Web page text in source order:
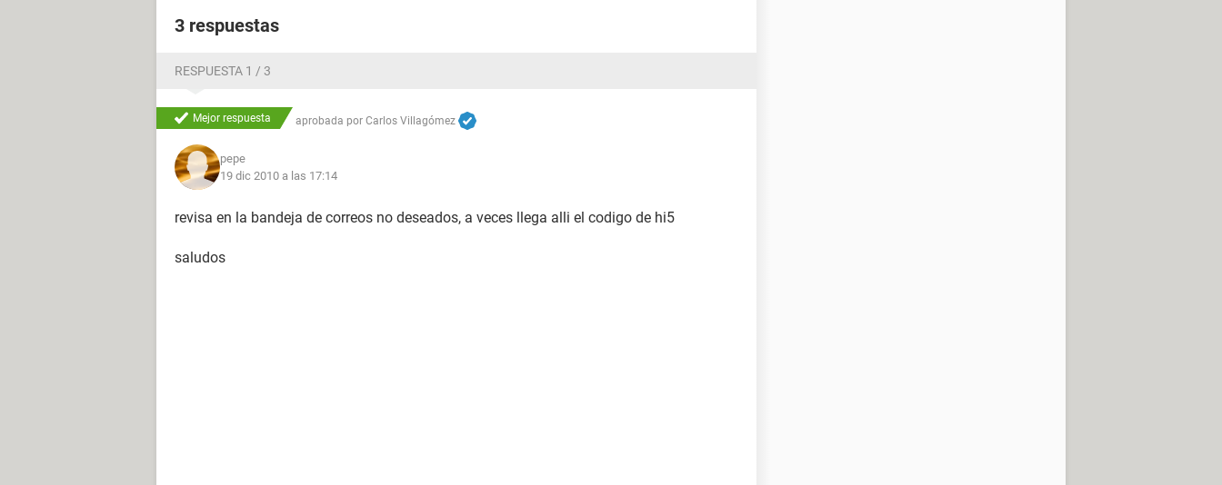
3 respuestas
RESPUESTA 1 / 3
Mejor respuesta aprobada por Carlos Villagómez
pepe
19 dic 2010 a las 17:14
revisa en la bandeja de correos no deseados, a veces llega alli el codigo de hi5
saludos